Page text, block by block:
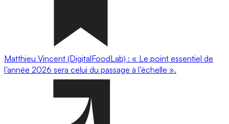
Matthieu Vincent (DigitalFoodLab) : « Le point essentiel de
l’année 2026 sera celui du passage à l’échelle ».